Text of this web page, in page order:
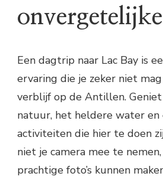
Een dagtrip naar Lac Bay is
ervaring die je zeker niet
verblijf op de Antillen.
natuur, het heldere water en
activiteiten die hier te doen
niet je camera mee te
prachtige foto’s kunnen